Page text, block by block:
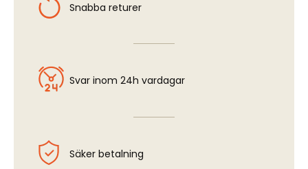
Snabba returer
Svar inom 24h vardagar
Säker betalning